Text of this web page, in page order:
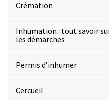
Crémation
Inhumation : tout savoir
les démarches
Permis d’inhumer
Cercueil